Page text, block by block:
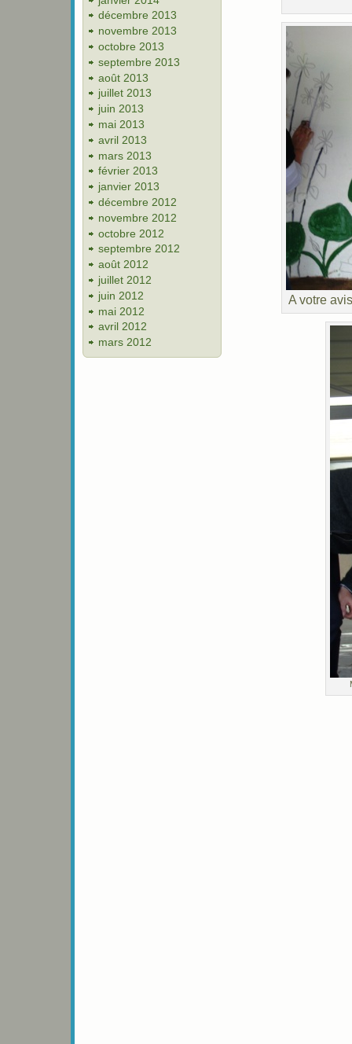
décembre 2013
novembre 2013
octobre 2013
septembre 2013
août 2013
juillet 2013
juin 2013
mai 2013
avril 2013
mars 2013
février 2013
janvier 2013
décembre 2012
novembre 2012
octobre 2012
septembre 2012
août 2012
juillet 2012
juin 2012
mai 2012
avril 2012
mars 2012
A votre